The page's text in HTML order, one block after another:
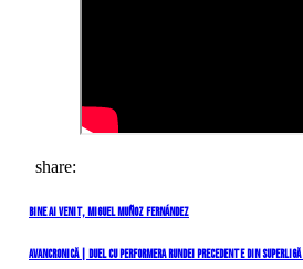
share:
Navigare
în
Previous
Bine ai venit, Miguel Muñoz Fernández
Next
Avancronică | Duel cu performera rundei precedente din SuperLigă